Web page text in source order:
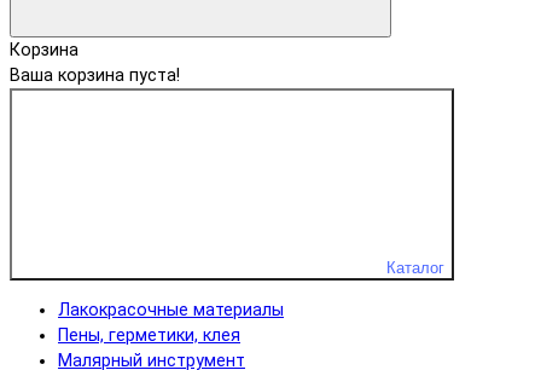
Корзина
Ваша корзина пуста!
Каталог
Лакокрасочные материалы
Пены, герметики, клея
Малярный инструмент